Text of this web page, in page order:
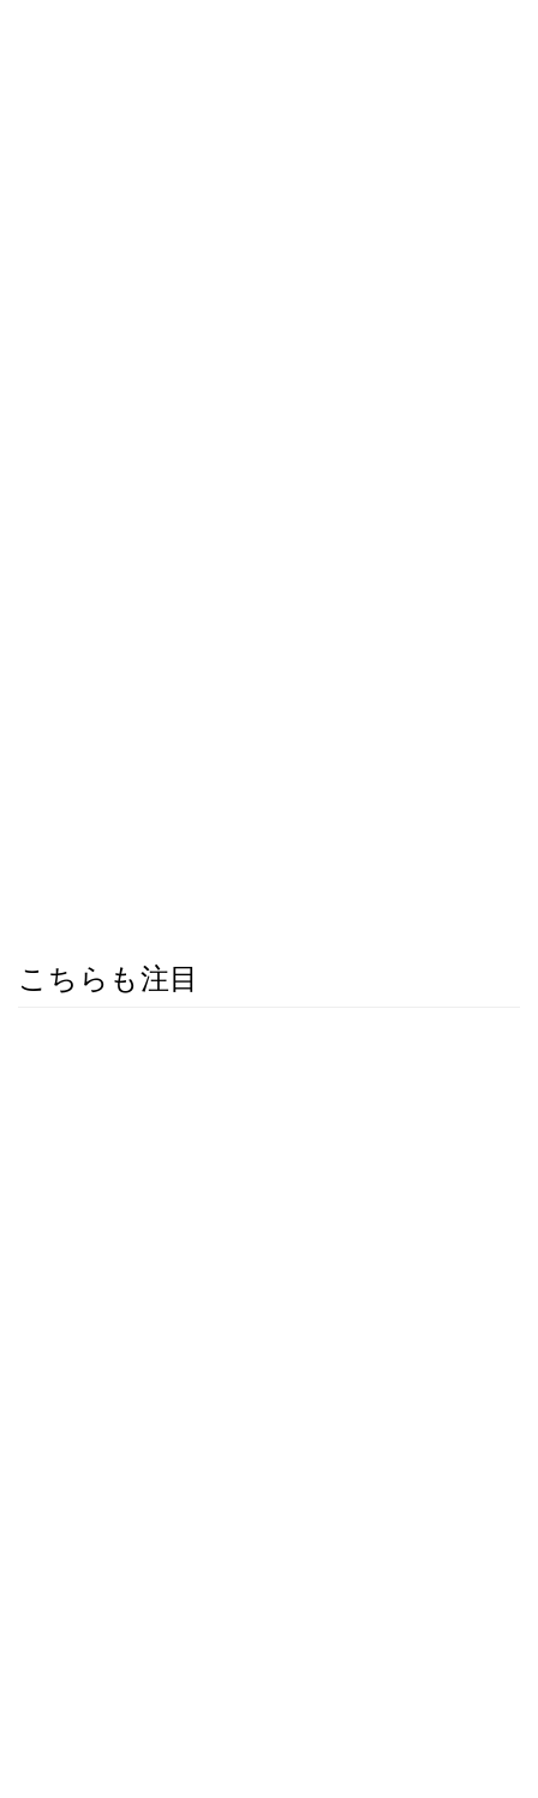
こちらも注目